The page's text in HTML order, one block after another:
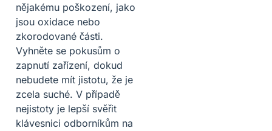
nějakému poškození, jako
jsou oxidace nebo
zkorodované části.
Vyhněte se pokusům o
zapnutí zařízení, dokud
nebudete mít jistotu, že je
zcela suché. V případě
nejistoty je lepší svěřit
klávesnici odborníkům na